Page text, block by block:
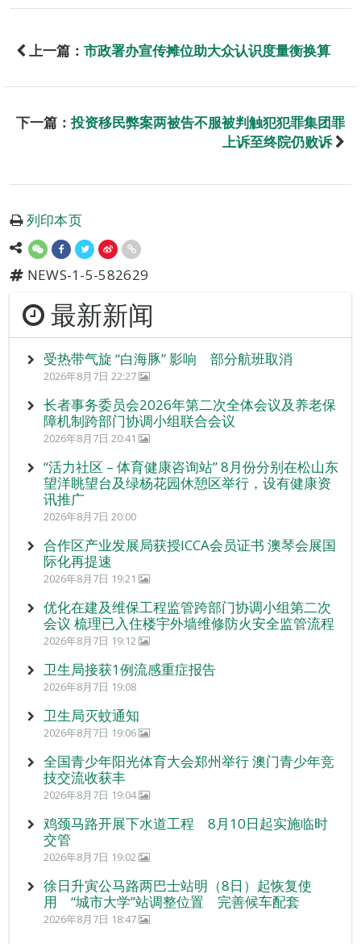
上一篇： 市政署办宣传摊位助大众认识度量衡换算
下一篇： 投资移民弊案两被告不服被判触犯犯罪集团罪
上诉至终院仍败诉
列印本页
NEWS-1-5-582629
最新新闻
受热带气旋 “白海豚” 影响 部分航班取消
2026年8月7日 22:27
长者事务委员会2026年第二次全体会议及养老保
障机制跨部门协调小组联合会议
2026年8月7日 20:41
“活力社区 – 体育健康咨询站” 8月份分别在松山东
望洋眺望台及绿杨花园休憩区举行，设有健康资
讯推广
2026年8月7日 20:00
合作区产业发展局获授ICCA会员证书 澳琴会展国
际化再提速
2026年8月7日 19:21
优化在建及维保工程监管跨部门协调小组第二次
会议 梳理已入住楼宇外墙维修防火安全监管流程
2026年8月7日 19:12
卫生局接获1例流感重症报告
2026年8月7日 19:08
卫生局灭蚊通知
2026年8月7日 19:06
全国青少年阳光体育大会郑州举行 澳门青少年竞
技交流收获丰
2026年8月7日 19:04
鸡颈马路开展下水道工程 8月10日起实施临时
交管
2026年8月7日 19:02
徐日升寅公马路两巴士站明（8日）起恢复使
用 “城市大学”站调整位置 完善候车配套
2026年8月7日 18:47